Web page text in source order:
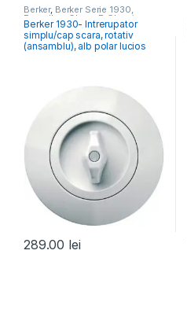
Berker, Berker Serie 1930,
Porzellan, Glass, R.Classic
Berker 1930- Intrerupator
simplu/cap scara, rotativ
(ansamblu), alb polar lucios
289.00 lei